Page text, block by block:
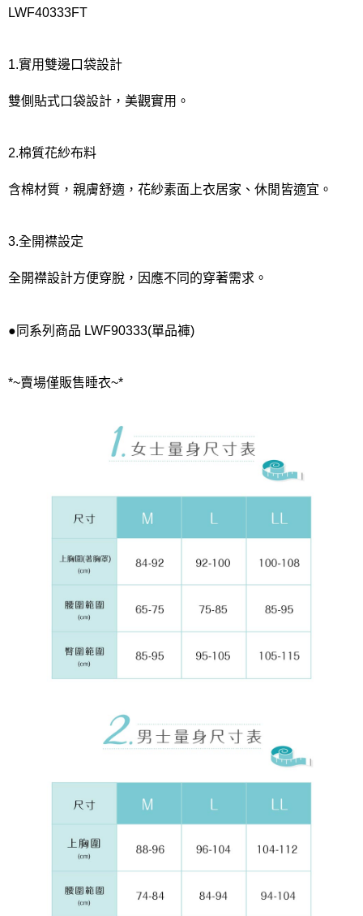
LWF40333FT
1.實用雙邊口袋設計
雙側貼式口袋設計，美觀實用。
2.棉質花紗布料
含棉材質，親膚舒適，花紗素面上衣居家、休閒皆適宜。
3.全開襟設定
全開襟設計方便穿脫，因應不同的穿著需求。
●同系列商品 LWF90333(單品褲)
*~賣場僅販售睡衣~*